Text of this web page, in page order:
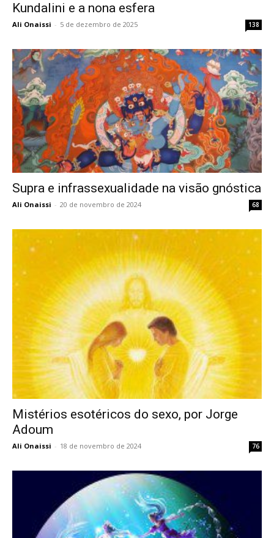
Kundalini e a nona esfera
Ali Onaissi - 5 de dezembro de 2025 138
Supra e infrassexualidade na visão gnóstica
Ali Onaissi - 20 de novembro de 2024 68
Mistérios esotéricos do sexo, por Jorge
Adoum
Ali Onaissi - 18 de novembro de 2024 76